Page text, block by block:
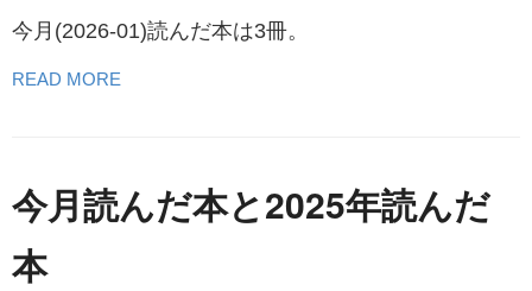
今月(2026-01)読んだ本は3冊。
READ MORE
今月読んだ本と2025年読んだ
本